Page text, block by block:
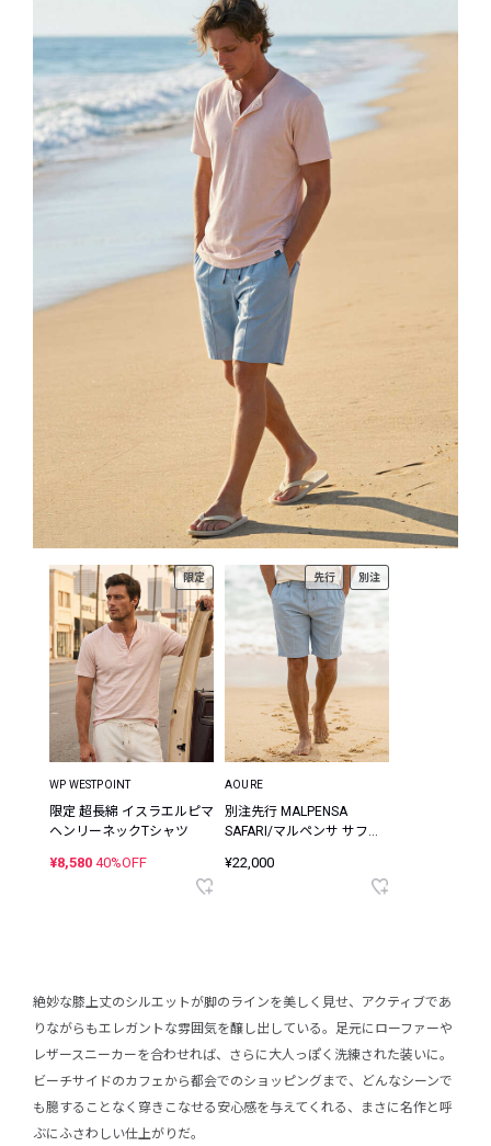
限定
WP WESTPOINT
限定 超長綿 イスラエルピマ
ヘンリーネックTシャツ
¥8,580 40%OFF
先行 別注
AOURE
別注先行 MALPENSA
SAFARI/マルペンサ サファ
¥22,000
絶妙な膝上丈のシルエットが脚のラインを美しく見せ、アクティブであ
りながらもエレガントな雰囲気を醸し出している。足元にローファーや
レザースニーカーを合わせれば、さらに大人っぽく洗練された装いに。
ビーチサイドのカフェから都会でのショッピングまで、どんなシーンで
も臆することなく穿きこなせる安心感を与えてくれる、まさに名作と呼
ぶにふさわしい仕上がりだ。